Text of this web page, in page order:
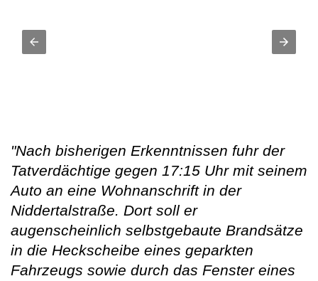
"Nach bisherigen Erkenntnissen fuhr der
Tatverdächtige gegen 17:15 Uhr mit seinem
Auto an eine Wohnanschrift in der
Niddertalstraße. Dort soll er
augenscheinlich selbstgebaute Brandsätze
in die Heckscheibe eines geparkten
Fahrzeugs sowie durch das Fenster eines